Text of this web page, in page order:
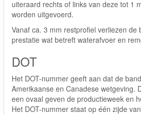
uiteraard rechts of links van deze tot 1
worden uitgevoerd.
Vanaf ca. 3 mm restprofiel verliezen de
prestatie wat betreft waterafvoer en
DOT
Het DOT-nummer geeft aan dat de
Amerikaanse en Canadese wetgeving.
een ovaal geven de productieweek en
Het DOT-nummer staat op één zijde